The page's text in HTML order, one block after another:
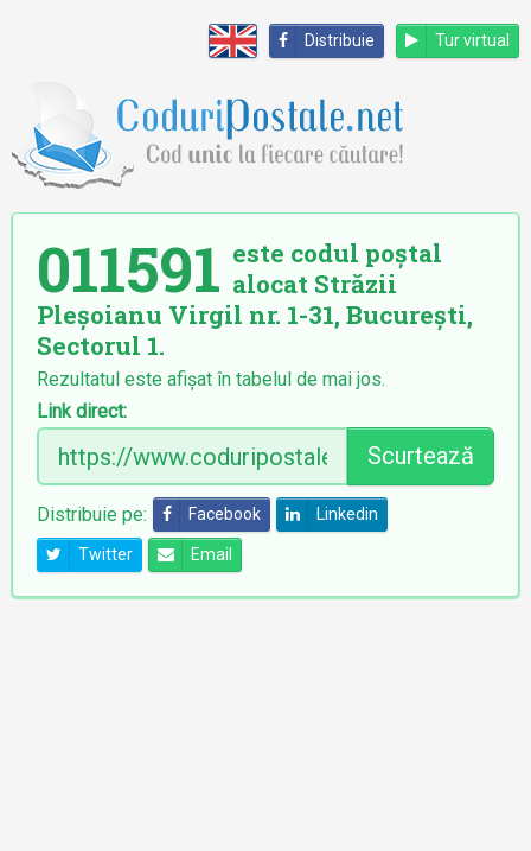
Distribuie Tur virtual
011591 este codul poștal
alocat Străzii
Pleșoianu Virgil nr. 1-31, București,
Sectorul 1.
Rezultatul este afișat în tabelul de mai jos.
Link direct:
Scurtează
Distribuie pe: Facebook Linkedin
Twitter Email